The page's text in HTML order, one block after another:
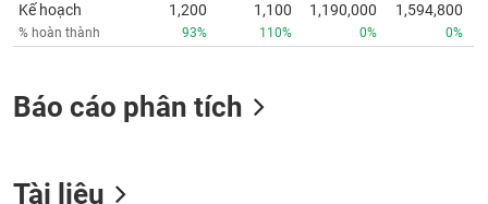
Kế hoạch
% hoàn thành
1,200
93%
1,100
110%
1,190,000
0%
1,594,800
0%
Báo cáo phân tích
Tài liệu